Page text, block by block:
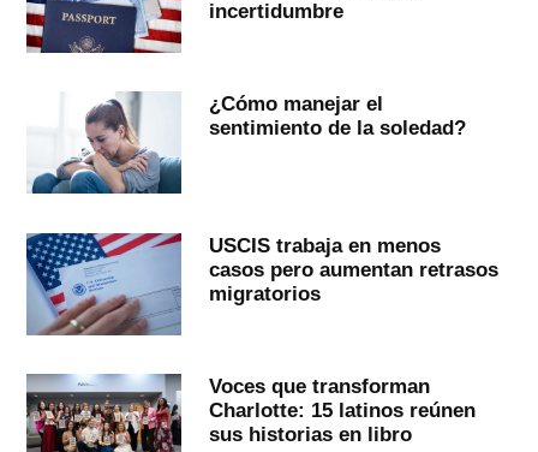
incertidumbre
¿Cómo manejar el
sentimiento de la soledad?
USCIS trabaja en menos
casos pero aumentan retrasos
migratorios
Voces que transforman
Charlotte: 15 latinos reúnen
sus historias en libro